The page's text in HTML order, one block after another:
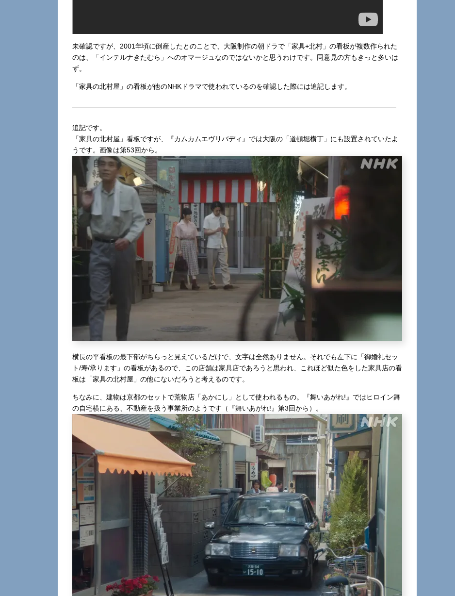
未確認ですが、2001年頃に倒産したとのことで、大阪制作の朝ドラで「家具+北村」の看板が複数作られた
のは、「インテルナきたむら」へのオマージュなのではないかと思うわけです。同意見の方もきっと多いは
ず。
「家具の北村屋」の看板が他のNHKドラマで使われているのを確認した際には追記します。
追記です。
「家具の北村屋」看板ですが、『カムカムエヴリバディ』では大阪の「道頓堀横丁」にも設置されていたよ
うです。画像は第53回から。
横長の平看板の最下部がちらっと見えているだけで、文字は全然ありません。それでも左下に「御婚礼セッ
ト/寿/承ります」の看板があるので、この店舗は家具店であろうと思われ、これほど似た色をした家具店の看
板は「家具の北村屋」の他にないだろうと考えるのです。
ちなみに、建物は京都のセットで荒物店「あかにし」として使われるもの。『舞いあがれ!』ではヒロイン舞
の自宅横にある、不動産を扱う事業所のようです（『舞いあがれ!』第3回から）。